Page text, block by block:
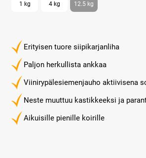
Erityisen tuore siipikarjanliha
Paljon herkullista ankkaa
Viinirypälesiemenjauho aktiivisena
Neste muuttuu kastikkeeksi ja
Aikuisille pienille koirille
1 kg 4 kg 12.5 kg